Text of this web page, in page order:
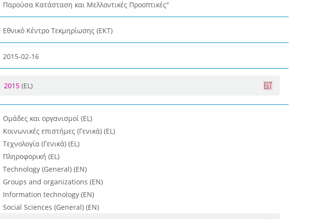
Παρούσα Κατάσταση και Μελλοντικές Προοπτικές"
Εθνικό Κέντρο Τεκμηρίωσης (ΕΚΤ)
2015-02-16
2015 (EL)
Ομάδες και οργανισμοί (EL)
Κοινωνικές επιστήμες (Γενικά) (EL)
Τεχνολογία (Γενικά) (EL)
Πληροφορική (EL)
Technology (General) (EN)
Groups and organizations (EN)
Information technology (EN)
Social Sciences (General) (EN)